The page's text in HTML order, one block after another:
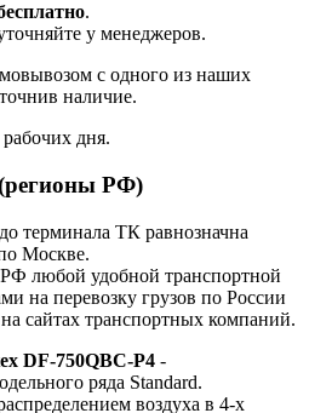
.
у менеджеров.
с одного из наших
наличие.
дня.
РФ)
терминала ТК равнозначна
Москве.
любой удобной транспортной
на перевозку грузов по России
сайтах транспортных компаний.
DF-750QBC-P4 -
ряда Standard.
воздуха в 4-х